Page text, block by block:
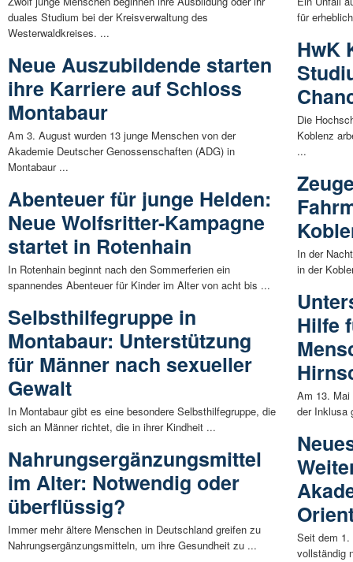
duales Studium bei der Kreisverwaltung des
Westerwaldkreises. ...
Neue Auszubildende starten
ihre Karriere auf Schloss
Montabaur
Am 3. August wurden 13 junge Menschen von der
Akademie Deutscher Genossenschaften (ADG) in
Montabaur ...
Abenteuer für junge Helden:
Neue Wolfsritter-Kampagne
startet in Rotenhain
In Rotenhain beginnt nach den Sommerferien ein
spannendes Abenteuer für Kinder im Alter von acht bis ...
Selbsthilfegruppe in
Montabaur: Unterstützung
für Männer nach sexueller
Gewalt
In Montabaur gibt es eine besondere Selbsthilfegruppe, die
sich an Männer richtet, die in ihrer Kindheit ...
Nahrungsergänzungsmittel
im Alter: Notwendig oder
überflüssig?
Immer mehr ältere Menschen in Deutschland greifen zu
Nahrungsergänzungsmitteln, um ihre Gesundheit zu ...
für
HwK
Die
Koblenz
...
In der
in der
Hilfe
Am 13.
der Inklusa
Seit dem
vollständig